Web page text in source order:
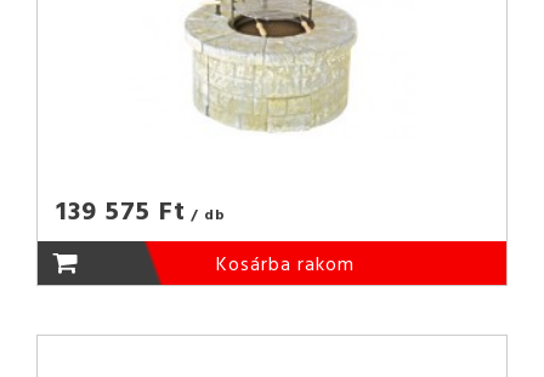
139 575 Ft / db
Kosárba rakom